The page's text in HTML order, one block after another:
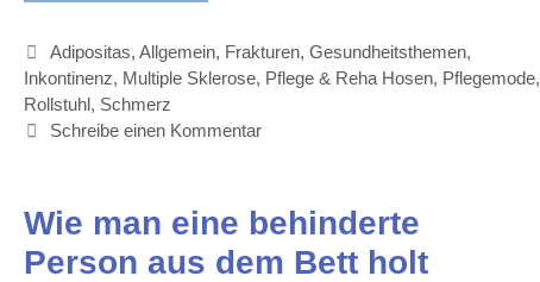
Kategorien
Adipositas,Allgemein, Frakturen,Gesundheitsthemen,
Inkontinenz, Multiple Sklerose, Pflege & Reha Hosen, Pflegemode,
Rollstuhl, Schmerz
Schreibe einen Kommentar
Wie man eine behinderte
Person aus dem Bett holt